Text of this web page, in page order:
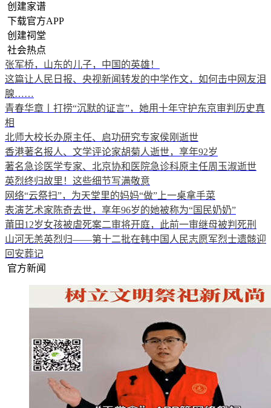
创建家谱
下载官方APP
创建祠堂
社会热点
张军桥，山东的儿子，中国的英雄！
这篇让人民日报、央视新闻转发的中学作文，如何击中网友泪
腺……
青春华章丨打捞“沉默的证言”，她用十年守护东京审判历史真
相
北师大校长办原主任、启功研究专家侯刚逝世
香港著名报人、文学评论家胡菊人逝世，享年92岁
著名急诊医学专家、北京协和医院急诊科原主任周玉淑逝世
英烈终归故里！这些细节写满敬意
网络“云祭扫”，为天堂里的妈妈“做”上一桌拿手菜
表演艺术家陈奇去世，享年96岁的她被称为“国民奶奶”
莆田12岁女孩被虐死案二审将开庭，此前一审继母被判死刑
山河无恙英烈归——第十二批在韩中国人民志愿军烈士遗骸迎
回安葬记
官方新闻